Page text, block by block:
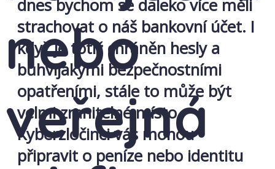
nebo
veřejná
dnes bychom se daleko více měli
strachovat o náš bankovní účet. I
když je totiž chráněn hesly a
bůhvíjakými bezpečnostními
opatřeními, stále to může být
velmi zranitelné místo.
Kyberzločinci vás mohou
připravit o peníze nebo identitu